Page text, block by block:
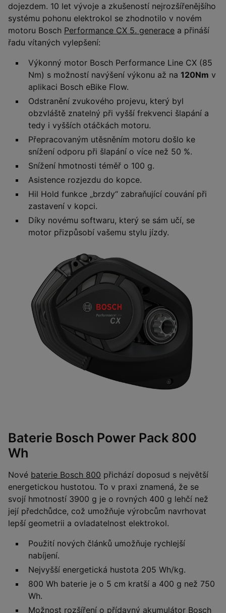
dojezdem. 10 let vývoje a zkušeností nejrozšířenějšího
systému pohonu elektrokol se zhodnotilo v novém
motoru Bosch Performance CX 5. generace a přináší
řadu vítaných vylepšení:
Výkonný motor Bosch Performance Line CX (85
Nm) s možností navýšení výkonu až na 120Nm v
aplikaci Bosch eBike Flow.
Odstranění zvukového projevu, který byl
obzvláště znatelný při vyšší frekvenci šlapání a
tedy i vyšších otáčkách motoru.
Přepracovaným utěsněním motoru došlo ke
snížení odporu při šlapání o více než 50 %.
Snížení hmotnosti téměř o 100 g.
Asistence rozjezdu do kopce.
Hil Hold funkce „brzdy“ zabraňující couvání při
zastavení v kopci.
Díky novému softwaru, který se sám učí, se
motor přizpůsobí vašemu stylu jízdy.
Baterie Bosch Power Pack 800
Wh
Nové baterie Bosch 800 přichází doposud s největší
energetickou hustotou. To v praxi znamená, že se
svojí hmotností 3900 g je o rovných 400 g lehčí než
její předchůdce, což umožňuje výrobcům navrhovat
lepší geometrii a ovladatelnost elektrokol.
Použití nových článků umožňuje rychlejší
nabíjení.
Nejvyšší energetická hustota 205 Wh/kg.
800 Wh baterie je o 5 cm kratší a 400 g než 750
Wh.
Možnost rozšíření o přídavný akumulátor Bosch